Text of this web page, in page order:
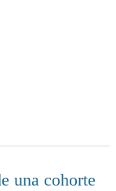
una cohorte